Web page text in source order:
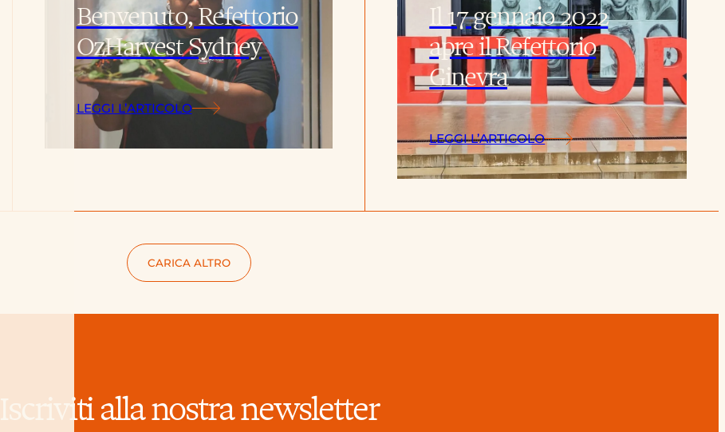
Benvenuto, Refettorio
OzHarvest Sydney
LEGGI L’ARTICOLO
Il 17 gennaio 2022
apre il Refettorio
Ginevra
LEGGI L’ARTICOLO
CARICA ALTRO
Iscriviti alla nostra newsletter